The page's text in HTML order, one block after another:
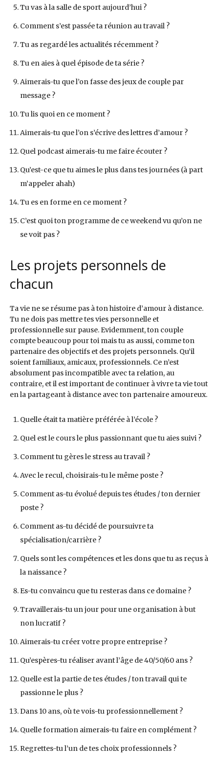
Tu vas à la salle de sport aujourd’hui ?
Comment s’est passée ta réunion au travail ?
Tu as regardé les actualités récemment ?
Tu en aies à quel épisode de ta série ?
Aimerais-tu que l’on fasse des jeux de couple par
message ?
Tu lis quoi en ce moment ?
Aimerais-tu que l’on s’écrive des lettres d’amour ?
Quel podcast aimerais-tu me faire écouter ?
Qu’est-ce que tu aimes le plus dans tes journées (à part
m’appeler ahah)
Tu es en forme en ce moment ?
C’est quoi ton programme de ce weekend vu qu’on ne
se voit pas ?
Les projets personnels de
chacun
Ta vie ne se résume pas à ton histoire d’amour à distance.
Tu ne dois pas mettre tes vies personnelle et
professionnelle sur pause. Evidemment, ton couple
compte beaucoup pour toi mais tu as aussi, comme ton
partenaire des objectifs et des projets personnels. Qu’il
soient familiaux, amicaux, professionnels. Ce n’est
absolument pas incompatible avec ta relation, au
contraire, et il est important de continuer à vivre ta vie tout
en la partageant à distance avec ton partenaire amoureux.
Quelle était ta matière préférée à l’école ?
Quel est le cours le plus passionnant que tu aies suivi ?
Comment tu gères le stress au travail ?
Avec le recul, choisirais-tu le même poste ?
Comment as-tu évolué depuis tes études / ton dernier
poste ?
Comment as-tu décidé de poursuivre ta
spécialisation/carrière ?
Quels sont les compétences et les dons que tu as reçus à
la naissance ?
Es-tu convaincu que tu resteras dans ce domaine ?
Travaillerais-tu un jour pour une organisation à but
non lucratif ?
Aimerais-tu créer votre propre entreprise ?
Qu’espères-tu réaliser avant l’âge de 40/50/60 ans ?
Quelle est la partie de tes études / ton travail qui te
passionne le plus ?
Dans 10 ans, où te vois-tu professionnellement ?
Quelle formation aimerais-tu faire en complément ?
Regrettes-tu l’un de tes choix professionnels ?